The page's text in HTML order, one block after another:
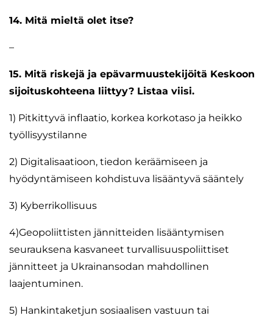
14. Mitä mieltä olet itse?
–
15. Mitä riskejä ja epävarmuustekijöitä Keskoon
sijoituskohteena liittyy? Listaa viisi.
1) Pitkittyvä inflaatio, korkea korkotaso ja heikko
työllisyystilanne
2) Digitalisaatioon, tiedon keräämiseen ja
hyödyntämiseen kohdistuva lisääntyvä sääntely
3) Kyberrikollisuus
4)Geopoliittisten jännitteiden lisääntymisen
seurauksena kasvaneet turvallisuuspoliittiset
jännitteet ja Ukrainansodan mahdollinen
laajentuminen.
5) Hankintaketjun sosiaalisen vastuun tai